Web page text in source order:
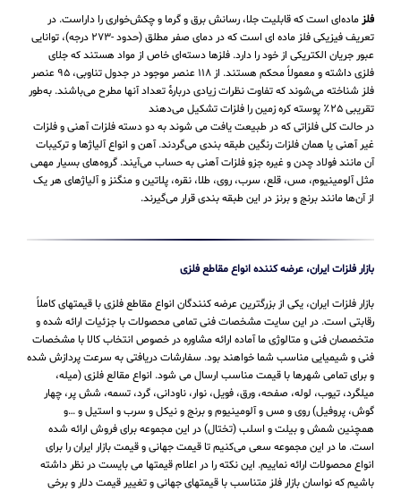
فلز ماده‌ای است که قابلیت جلا، رسانش برق و گرما و چکش‌خواری را داراست. در
تعریف فیزیکی فلز ماده ای است که در دمای صفر مطلق (حدود -۲۷۳ درجه)، توانایی
عبور جریان الکتریکی از خود را دارد. فلزها دسته‌ای خاص از مواد هستند که جلای
فلزی داشته و معمولاً محکم هستند. از ۱۱۸ عنصر موجود در جدول تناوبی، ۹۵ عنصر
فلز شناخته می‌شوند که تفاوت نظرات زیادی دربارهٔ تعداد آنها مطرح می‌باشند. به‌طور
تقریبی ۲۵٪ پوسته کره زمین را فلزات تشکیل می‌دهند
در حالت کلی فلزاتی که در طبیعت یافت می شوند به دو دسته فلزات آهنی و فلزات
غیر آهنی یا همان فلزات رنگین طبقه بندی می‌گردند. آهن و انواع آلیاژها و ترکیبات
آن مانند فولاد چدن و غیره جزو فلزات آهنی به حساب می‌‌آیند. گروه‌های بسیار مهمی
مثل آلومینیوم، مس، قلع، سرب، روی، طلا، نقره، پلاتین و منگنز و آلیاژهای هر یک
از آن‌ها مانند برنج و برنز در این طبقه‌ بندی قرار می‌‌گیرند.
بازار فلزات ایران، عرضه کننده انواع مقاطع فلزی
بازار فلزات ایران، یکی از بزرگترین عرضه کنندگان انواع مقاطع فلزی با قیمتهای کاملاً
رقابتی است. در این سایت مشخصات فنی تمامی محصولات با جزئیات ارائه شده و
متخصصان فنی و متالوژی ما آماده ارائه مشاوره در خصوص انتخاب کالا با مشخصات
فنی و شیمیایی مناسب شما خواهند بود. سفارشات دریافتی به سرعت پردازش شده
و برای تمامی شهرها با قیمت مناسب ارسال می شود. انواع مقالع فلزی (میله،
میلگرد، تیوب، لوله، صفحه، ورق، فویل، نوار، ناودانی، گرد، تسمه، شش پر، چهار
گوش، پروفیل) روی و مس و آلومینیوم و برنج و نیکل و سرب و استیل و …و
همچنین شمش و بیلت و اسلب (تختال) در این مجموعه برای فروش ارائه شده
است. ما در این مجموعه سعی می‌کنیم تا قیمت جهانی و قیمت بازار ایران را برای
انواع محصولات ارائه نماییم. این نکته را در اعلام قیمتها می بایست در نظر داشته
باشیم که نواسان بازار فلز متناسب با قیمتهای جهانی و تغییر قیمت دلار و برخی